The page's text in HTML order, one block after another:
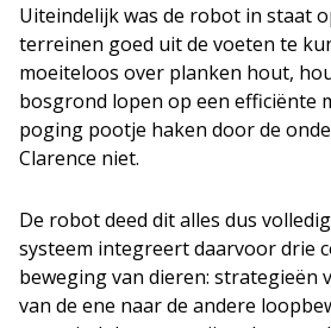
Uiteindelijk was de robot in staat
terreinen goed uit de voeten te
moeiteloos over planken hout,
bosgrond lopen op een efficiënte
poging pootje haken door de
Clarence niet.
De robot deed dit alles dus
systeem integreert daarvoor drie
beweging van dieren: strategieën
van de ene naar de andere